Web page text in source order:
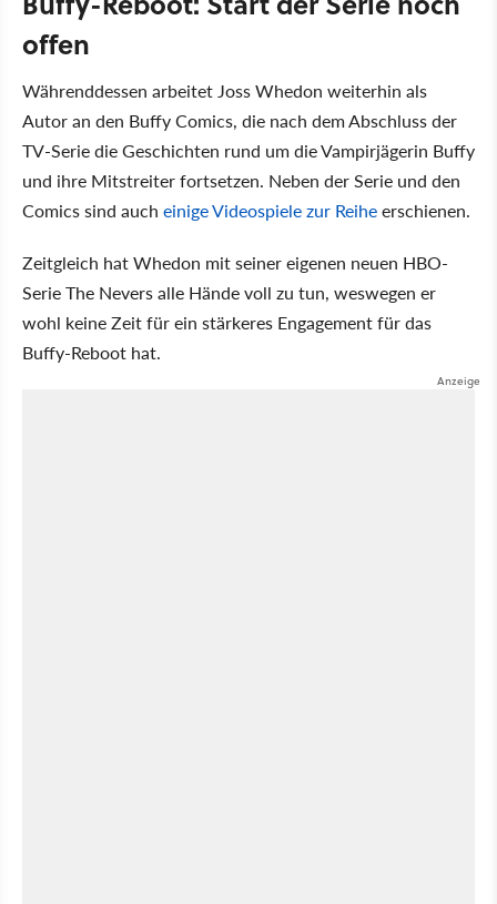
offen
Währenddessen arbeitet Joss Whedon weiterhin als
Autor an den Buffy Comics, die nach dem Abschluss der
TV-Serie die Geschichten rund um die Vampirjägerin Buffy
und ihre Mitstreiter fortsetzen. Neben der Serie und den
Comics sind auch einige Videospiele zur Reiheerschienen.
Zeitgleich hat Whedon mit seiner eigenen neuen HBO-
Serie The Nevers alle Hände voll zu tun, weswegen er
wohl keine Zeit für ein stärkeres Engagement für das
Buffy-Reboot hat.